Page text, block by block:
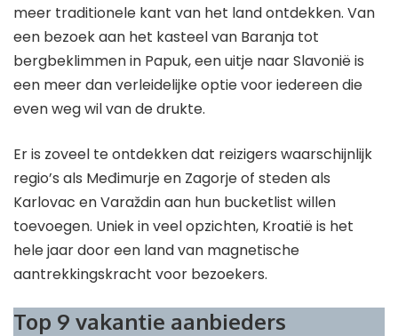
meer traditionele kant van het land ontdekken. Van
een bezoek aan het kasteel van Baranja tot
bergbeklimmen in Papuk, een uitje naar Slavonië is
een meer dan verleidelijke optie voor iedereen die
even weg wil van de drukte.
Er is zoveel te ontdekken dat reizigers waarschijnlijk
regio’s als Međimurje en Zagorje of steden als
Karlovac en Varaždin aan hun bucketlist willen
toevoegen. Uniek in veel opzichten, Kroatië is het
hele jaar door een land van magnetische
aantrekkingskracht voor bezoekers.
Top 9 vakantie aanbieders